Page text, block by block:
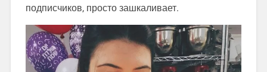
подписчиков, просто зашкаливает.